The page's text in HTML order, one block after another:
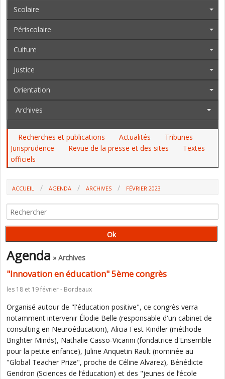
Scolaire
Périscolaire
Culture
Justice
Orientation
Archives
Recherches et publications Actualités
Tribunes
Jurisprudence
Revue de la presse et des sites
Textes
officiels
ACCUEIL AGENDA ARCHIVES FÉVRIER 2023
Agenda » Archives
"Innovation en éducation" 5ème congrès
les 18 et 19 février - Bordeaux
Organisé autour de "l'éducation positive", ce congrès verra
notamment intervenir Élodie Belle (responsable d'un cabinet de
consulting en Neuroéducation), Alicia Fest Kindler (méthode
Brighter Minds), Nathalie Casso-Vicarini (fondatrice d'Ensemble
pour la petite enfance), Juline Anquetin Rault (nominée au
"Global Teacher Prize", proche de Céline Alvarez), Bénédicte
Gendron (Sciences de l’éducation) et des "jeunes de l’école